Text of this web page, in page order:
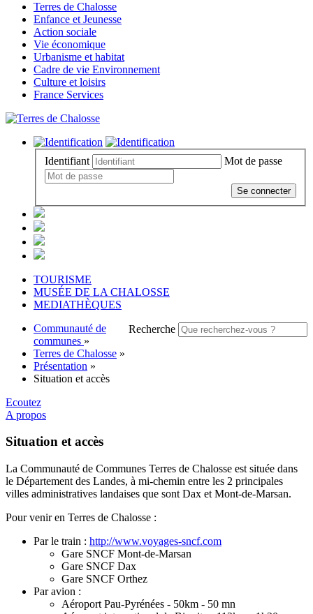
Terres de Chalosse
Enfance et Jeunesse
Action sociale
Vie économique
Urbanisme et habitat
Cadre de vie Environnement
Culture et loisirs
France Services
Identifiant Mot de passe
Se connecter
TOURISME
MUSÉE DE LA CHALOSSE
MEDIATHÈQUES
Recherche
Communauté de
communes »
Terres de Chalosse »
Présentation »
Situation et accès
Ecoutez
A propos
Situation et accès
La Communauté de Communes Terres de Chalosse est située dans
le Département des Landes, à mi-chemin entre les 2 principales
villes administratives landaises que sont Dax et Mont-de-Marsan.
Pour venir en Terres de Chalosse :
Par le train : http://www.voyages-sncf.com
Gare SNCF Mont-de-Marsan
Gare SNCF Dax
Gare SNCF Orthez
Par avion :
Aéroport Pau-Pyrénées - 50km - 50 mn